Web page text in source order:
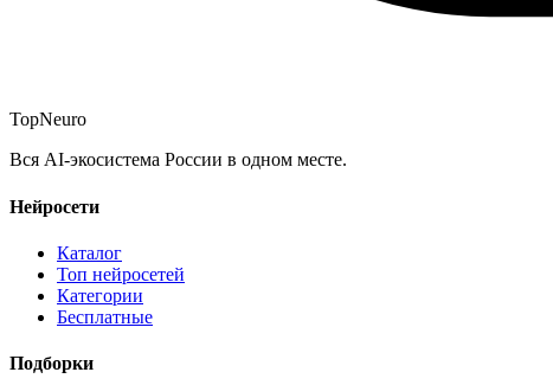
TopNeuro
Вся AI-экосистема России в одном месте.
Нейросети
Каталог
Топ нейросетей
Категории
Бесплатные
Подборки